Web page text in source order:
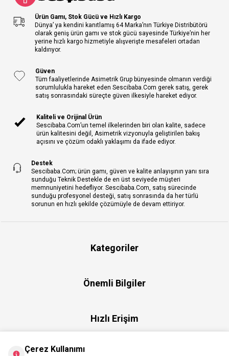
Ürün Gamı, Stok Gücü ve Hızlı Kargo
Dünya’ ya kendini kanıtlamış 64 Marka’nın Türkiye Distribütörü
olarak geniş ürün gamı ve stok gücü sayesinde Türkiye’nin her
yerine hızlı kargo hizmetiyle alışverişte mesafeleri ortadan
kaldırıyor.
Güven
Tüm faaliyetlerinde Asimetrik Grup bünyesinde olmanın verdiği
sorumlulukla hareket eden Sescibaba.Com gerek satış, gerek
satış sonrasındaki süreçte güven ilkesiyle hareket ediyor.
Kaliteli ve Orijinal Ürün
Sescibaba.Com’un temel ilkelerinden biri olan kalite, sadece
ürün kalitesini değil, Asimetrik vizyonuyla geliştirilen bakış
açısını ve çözüm odaklı yaklaşımı da ifade ediyor.
Destek
Sescibaba.Com; ürün gamı, güven ve kalite anlayışının yanı sıra
sunduğu Teknik Destekle de en üst seviyede müşteri
memnuniyetini hedefliyor. Sescibaba.Com, satış sürecinde
sunduğu profesyonel desteği, satış sonrasında da her türlü
sorunun en hızlı şekilde çözümüyle de devam ettiriyor.
Kategoriler
Önemli Bilgiler
Hızlı Erişim
Çerez Kullanımı